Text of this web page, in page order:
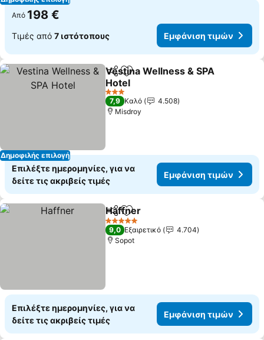
Από 198 €
Τιμές από 7 ιστότοπους Εμφάνιση τιμών
Δημοφιλής επιλογή
Κοινοποίηση
Προσθήκη στα αγαπημένα
Vestina Wellness & SPA
Hotel
3 Αστέρια
7,9 Καλό
4.508
Misdroy
Επιλέξτε ημερομηνίες, για να
δείτε τις ακριβείς τιμές
Εμφάνιση τιμών
Κοινοποίηση
Προσθήκη στα αγαπημένα
Haffner
5 Αστέρια
9,0 Εξαιρετικό
4.704
Sopot
Επιλέξτε ημερομηνίες, για να
δείτε τις ακριβείς τιμές
Εμφάνιση τιμών